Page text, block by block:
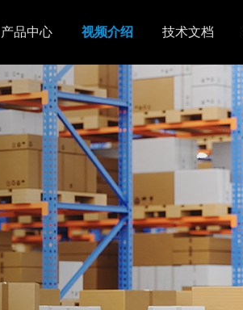
产品中心 视频介绍 技术文档